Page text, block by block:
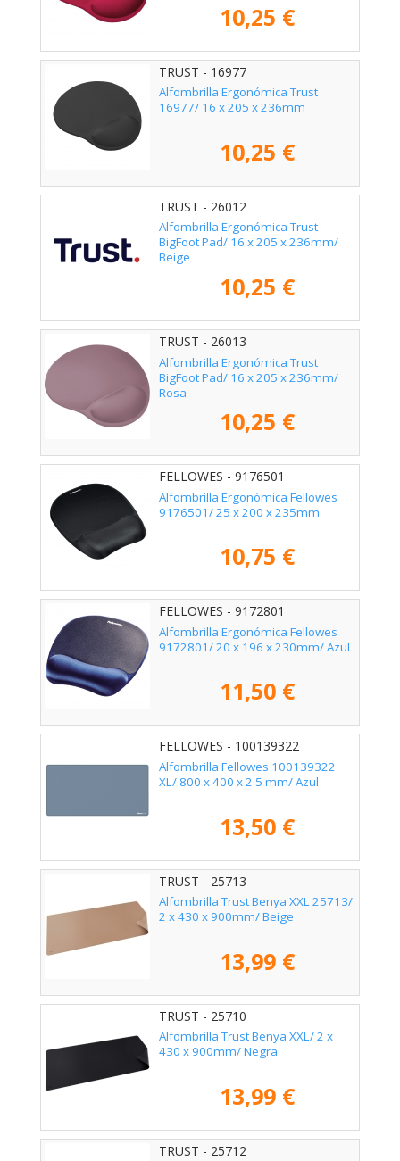
10,25 €
TRUST - 16977
Alfombrilla Ergonómica Trust
16977/ 16 x 205 x 236mm
10,25 €
TRUST - 26012
Alfombrilla Ergonómica Trust
BigFoot Pad/ 16 x 205 x 236mm/
Beige
10,25 €
TRUST - 26013
Alfombrilla Ergonómica Trust
BigFoot Pad/ 16 x 205 x 236mm/
Rosa
10,25 €
FELLOWES - 9176501
Alfombrilla Ergonómica Fellowes
9176501/ 25 x 200 x 235mm
10,75 €
FELLOWES - 9172801
Alfombrilla Ergonómica Fellowes
9172801/ 20 x 196 x 230mm/ Azul
11,50 €
FELLOWES - 100139322
Alfombrilla Fellowes 100139322
XL/ 800 x 400 x 2.5 mm/ Azul
13,50 €
TRUST - 25713
Alfombrilla Trust Benya XXL 25713/
2 x 430 x 900mm/ Beige
13,99 €
TRUST - 25710
Alfombrilla Trust Benya XXL/ 2 x
430 x 900mm/ Negra
13,99 €
TRUST - 25712